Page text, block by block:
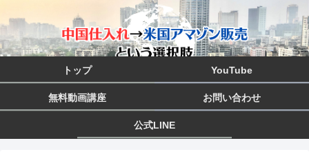
トップ YouTube
無料動画講座 お問い合わせ
公式LINE